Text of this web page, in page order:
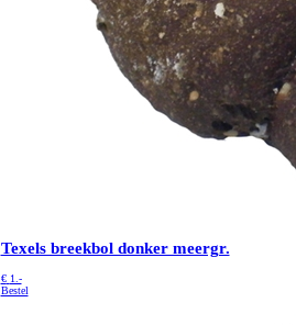
Texels breekbol donker meergr.
€ 1.-
Bestel